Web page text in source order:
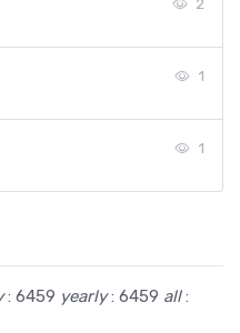
2
1
1
: 6459 yearly: 6459 all: